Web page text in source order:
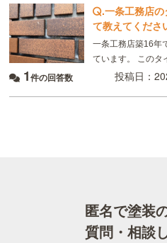
匿名で塗装
質問・相談
.一条工務店
て教えてくださ
一条工務店築16年
ています。 このタ
あるのですが、か
1件の回答数 投稿日：